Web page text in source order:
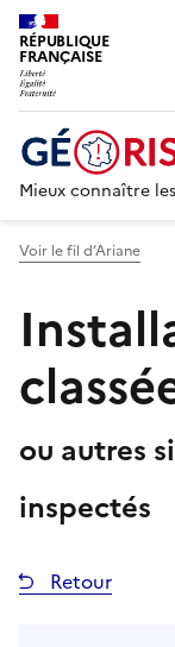
RÉPUBLIQUE
FRANÇAISE
Mieux connaître
Voir le fil d’Ariane
ou autres
inspectés
Retour